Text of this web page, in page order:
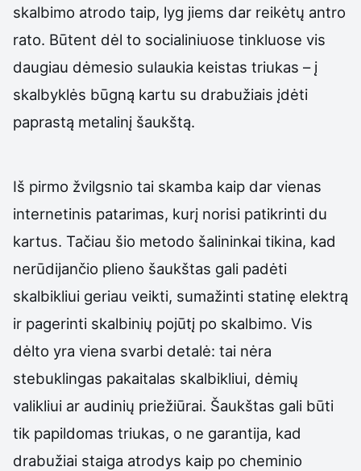
skalbimo atrodo taip, lyg jiems dar reikėtų antro
rato. Būtent dėl to socialiniuose tinkluose vis
daugiau dėmesio sulaukia keistas triukas – į
skalbyklės būgną kartu su drabužiais įdėti
paprastą metalinį šaukštą.
Iš pirmo žvilgsnio tai skamba kaip dar vienas
internetinis patarimas, kurį norisi patikrinti du
kartus. Tačiau šio metodo šalininkai tikina, kad
nerūdijančio plieno šaukštas gali padėti
skalbikliui geriau veikti, sumažinti statinę elektrą
ir pagerinti skalbinių pojūtį po skalbimo. Vis
dėlto yra viena svarbi detalė: tai nėra
stebuklingas pakaitalas skalbikliui, dėmių
valikliui ar audinių priežiūrai. Šaukštas gali būti
tik papildomas triukas, o ne garantija, kad
drabužiai staiga atrodys kaip po cheminio